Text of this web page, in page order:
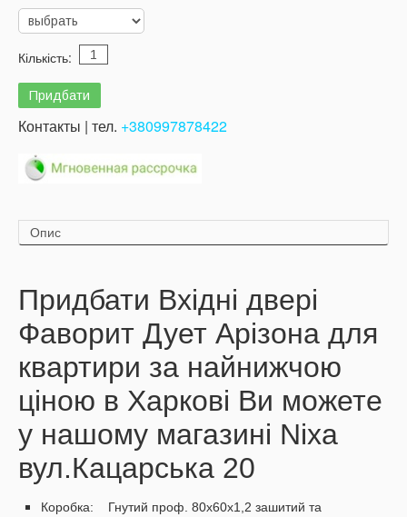
Кількість:
Контакты | тел. +380997878422
Опис
Придбати Вхідні двері
Фаворит Дует Арізона для
квартири за найнижчою
ціною в Харкові Ви можете
у нашому магазині Nixa
вул.Кацарська 20
Коробка: Гнутий проф. 80х60х1,2 зашитий та